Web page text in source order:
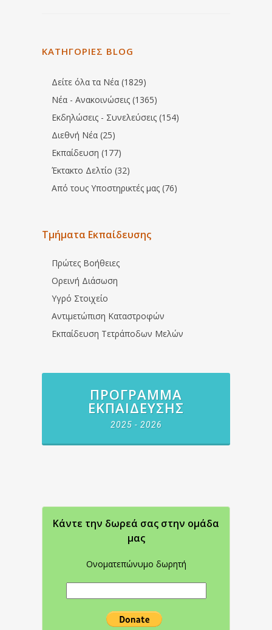
ΚΑΤΗΓΟΡΙΕΣ BLOG
Δείτε όλα τα Νέα (1829)
Νέα - Ανακοινώσεις (1365)
Εκδηλώσεις - Συνελεύσεις (154)
Διεθνή Νέα (25)
Εκπαίδευση (177)
Έκτακτο Δελτίο (32)
Από τους Υποστηρικτές μας (76)
Τμήματα Εκπαίδευσης
Πρώτες Βοήθειες
Ορεινή Διάσωση
Υγρό Στοιχείο
Αντιμετώπιση Καταστροφών
Εκπαίδευση Τετράποδων Μελών
ΠΡΌΓΡΑΜΜΑ
ΕΚΠΑΊΔΕΥΣΗΣ
2025 - 2026
Κάντε την δωρεά σας στην oμάδα
μας
Ονοματεπώνυμο δωρητή